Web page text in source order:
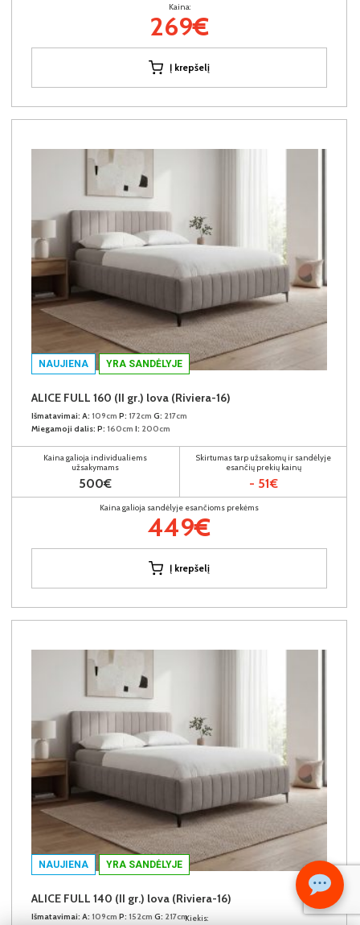
Kiekis:
Kaina:
269€
Į krepšelį
NAUJIENA YRA SANDĖLYJE
ALICE FULL 160 (II gr.) lova (Riviera-16)
Išmatavimai: A: 109cm P: 172cm G: 217cm
Miegamoji dalis: P: 160cm I: 200cm
Kaina galioja individualiems
užsakymams
500€
Skirtumas tarp užsakomų ir sandėlyje
esančių prekių kainų
- 51€
Kaina galioja sandėlyje esančioms prekėms
449€
Į krepšelį
NAUJIENA YRA SANDĖLYJE
ALICE FULL 140 (II gr.) lova (Riviera-16)
Išmatavimai: A: 109cm P: 152cm G: 217cm